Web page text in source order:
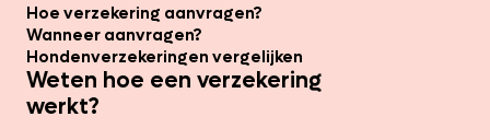
Hoe verzekering aanvragen?
Wanneer aanvragen?
Hondenverzekeringen vergelijken
Weten hoe een verzekering
werkt?